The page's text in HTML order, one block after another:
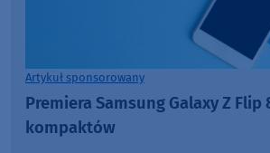
Artykuł sponsorowany
Premiera Samsung Galaxy Z
kompaktów